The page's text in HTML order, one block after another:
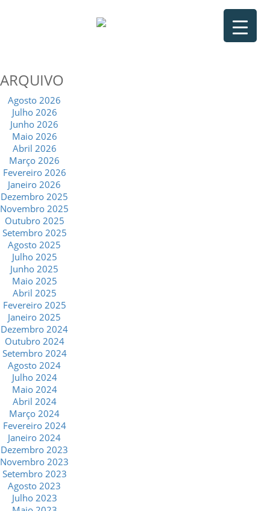
ARQUIVO
Agosto 2026
Julho 2026
Junho 2026
Maio 2026
Abril 2026
Março 2026
Fevereiro 2026
Janeiro 2026
Dezembro 2025
Novembro 2025
Outubro 2025
Setembro 2025
Agosto 2025
Julho 2025
Junho 2025
Maio 2025
Abril 2025
Fevereiro 2025
Janeiro 2025
Dezembro 2024
Outubro 2024
Setembro 2024
Agosto 2024
Julho 2024
Maio 2024
Abril 2024
Março 2024
Fevereiro 2024
Janeiro 2024
Dezembro 2023
Novembro 2023
Setembro 2023
Agosto 2023
Julho 2023